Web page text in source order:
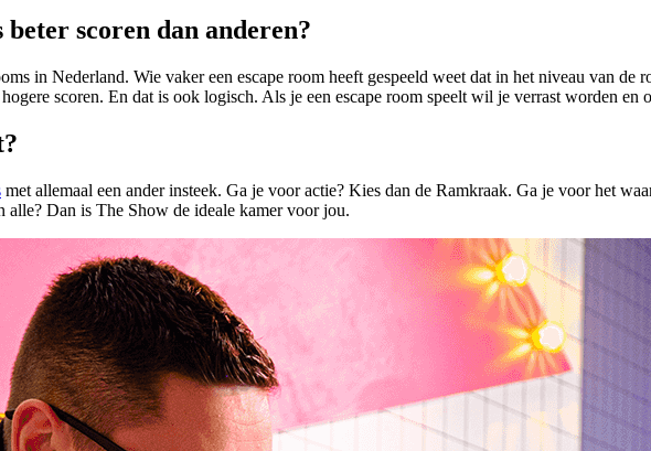
scoren dan anderen?
in Nederland. Wie vaker een escape room heeft gespeeld weet dat in het niveau van de
scoren. En dat is ook logisch. Als je een escape room speelt wil je verrast worden en
met allemaal een ander insteek. Ga je voor actie? Kies dan de Ramkraak. Ga je voor het
alle? Dan is The Show de ideale kamer voor jou.